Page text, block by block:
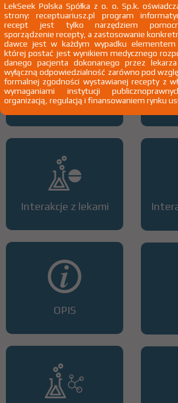
2)Pacjenci 65+
3)Pacjenci do ukończenia 18 roku życia
Wszystkie dawki leku
Interakcje z lekami
OPIS
LekSeek Polska Spółka z o. o. Sp.k.
strony: receptuariusz.pl program
recept jest tylko narzędziem
sporządzenie recepty, a zastosowanie
dawce jest w każdym wypadku elementem
której postać jest wynikiem medycznego
danego pacjenta dokonanego przez
wyłączną odpowiedzialność zarówno pod
formalnej zgodności wystawianej recepty z
wymaganiami instytucji
organizacją, regulacją i finansowaniem rynku